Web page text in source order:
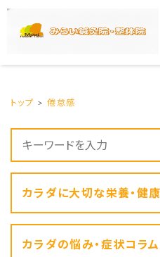
トップ 倦怠感
カラダに大切な栄養・健
カラダの悩み・症状コラム